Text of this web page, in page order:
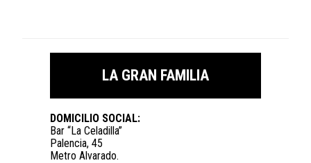
LA GRAN FAMILIA
DOMICILIO SOCIAL:
Bar “La Celadilla”
Palencia, 45
Metro Alvarado.